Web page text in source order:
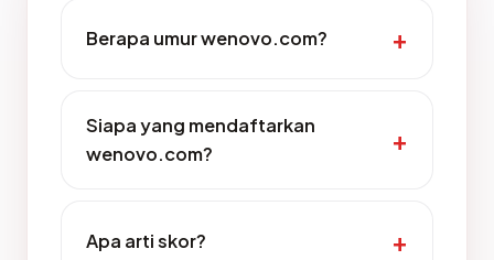
Berapa umur wenovo.com?
Siapa yang mendaftarkan
wenovo.com?
Apa arti skor?